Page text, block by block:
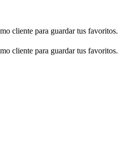
cliente para guardar tus favoritos.
cliente para guardar tus favoritos.